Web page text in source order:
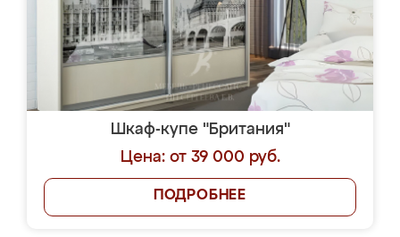
Шкаф-купе "Британия"
Цена: от 39 000 руб.
ПОДРОБНЕЕ